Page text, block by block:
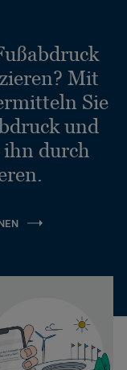
Mit
Sie
und
ihn durch